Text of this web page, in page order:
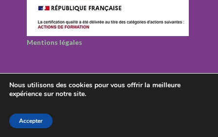
Mentions légales
© 2026 Rezolutions - Tous droits réservés
Nous utilisons des cookies pour vous offrir la meilleure
expérience sur notre site.
Accepter